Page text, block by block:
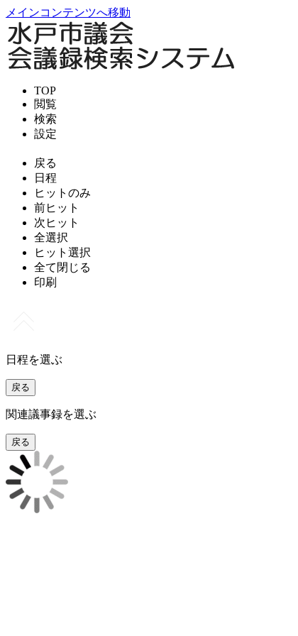
メインコンテンツへ移動
TOP
閲覧
検索
設定
戻る
日程
ヒットのみ
前ヒット
次ヒット
全選択
ヒット選択
全て閉じる
印刷
日程を選ぶ
戻る
関連議事録を選ぶ
戻る